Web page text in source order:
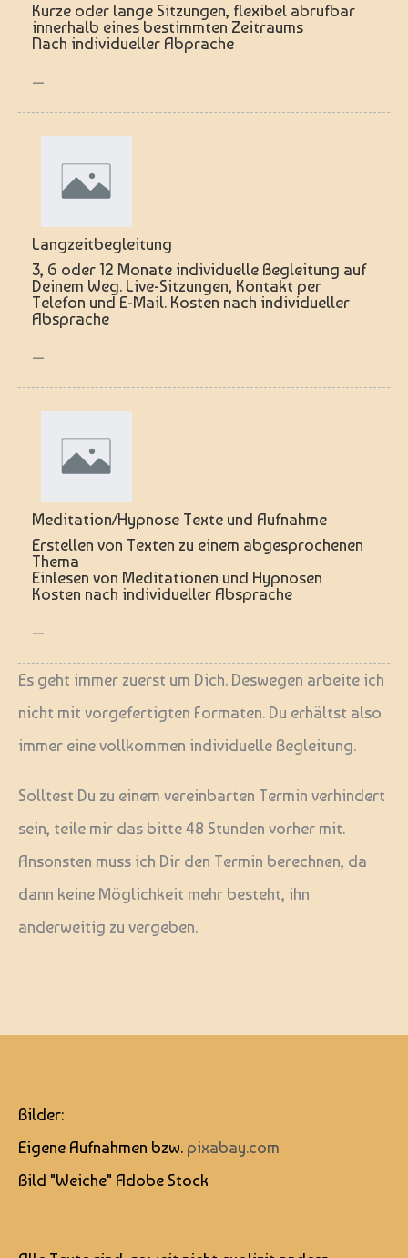
Kurze oder lange Sitzungen, flexibel abrufbar
innerhalb eines bestimmten Zeitraums
Nach individueller Abprache
—
Langzeitbegleitung
3, 6 oder 12 Monate individuelle Begleitung auf
Deinem Weg. Live-Sitzungen, Kontakt per
Telefon und E-Mail. Kosten nach individueller
Absprache
—
Meditation/Hypnose Texte und Aufnahme
Erstellen von Texten zu einem abgesprochenen
Thema
Einlesen von Meditationen und Hypnosen
Kosten nach individueller Absprache
—
Es geht immer zuerst um Dich. Deswegen arbeite ich
nicht mit vorgefertigten Formaten. Du erhältst also
immer eine vollkommen individuelle Begleitung.
Solltest Du zu einem vereinbarten Termin verhindert
sein, teile mir das bitte 48 Stunden vorher mit.
Ansonsten muss ich Dir den Termin berechnen, da
dann keine Möglichkeit mehr besteht, ihn
anderweitig zu vergeben.
Bilder:
Eigene Aufnahmen bzw. pixabay.com
Bild "Weiche" Adobe Stock